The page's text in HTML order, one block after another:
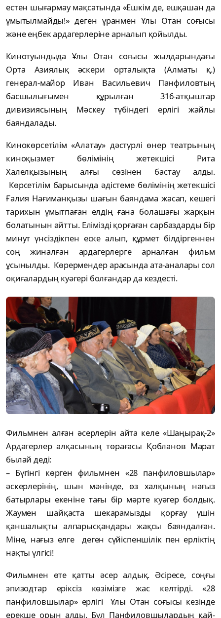
естен шығармау мақсатында «Ешкім де, ешқашан да
ұмытылмайды!» деген ұранмен Ұлы Отан соғысы
және еңбек ардагерлеріне арналып қойылды.
Кинотуындыда Ұлы Отан соғысы жылдарындағы
Орта Азиялық әскери орталықта (Алматы қ.)
генерал-майор Иван Васильевич Панфиловтың
басшылығымен құрылған 316-атқыштар
дивизиясының Мәскеу түбіндегі ерлігі жайлы
баяндалады.
Кинокөрсетілім «Алатау» дәстүрлі өнер театрының
киноқызмет бөлімінің жетекшісі Рита
Халелқызының алғы сөзінен бастау алды.
Көрсетілім барысында әдістеме бөлімінің жетекшісі
Ғалия Нағиманқызы шағын баяндама жасап, кешегі
тарихын ұмытпаған елдің ғана болашағы жарқын
болатынын айтты. Елімізді қорғаған сарбаздарды бір
минут үнсіздікпен еске алып, құрмет білдіргеннен
соң жиналған ардагерлерге арналған фильм
ұсынылды. Көрермендер арасында ата-аналары сол
оқиғалардың куәгері болғандар да кездесті.
Фильмнен алған әсерлерін айта келе «Шаңырақ-2»
Ардагерлер алқасының төрағасы Қобланов Марат
былай деді:
– Бүгінгі көрген фильмнен «28 панфиловшылар»
әскерлерінің, шын мәнінде, өз халқының нағыз
батырлары екеніне тағы бір мәрте куәгер болдық.
Жаумен шайқаста шекарамызды қорғау үшін
қаншалықты алпарысқандары жақсы баяндалған.
Міне, нағыз елге деген сүйіспеншілік пен ерліктің
нақты үлгісі!
Фильмнен өте қатты әсер алдық. Әсіресе, соңғы
эпизодтар еріксіз көзімізге жас келтірді. «28
панфиловшылар» ерлігі Ұлы Отан соғысы кезінде
ерекше орын алды. Бұл Панфиловшылардың қай­